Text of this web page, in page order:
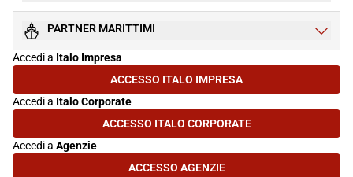
PARTNER MARITTIMI
Accedi a Italo Impresa
ACCESSO ITALO IMPRESA(SI APRE IN UNA NUOVA SCHEDA)
Accedi a Italo Corporate
ACCESSO ITALO CORPORATE(SI APRE IN UNA NUOVA SCHEDA)
Accedi a Agenzie
ACCESSO AGENZIE(SI APRE IN UNA NUOVA SCHEDA)